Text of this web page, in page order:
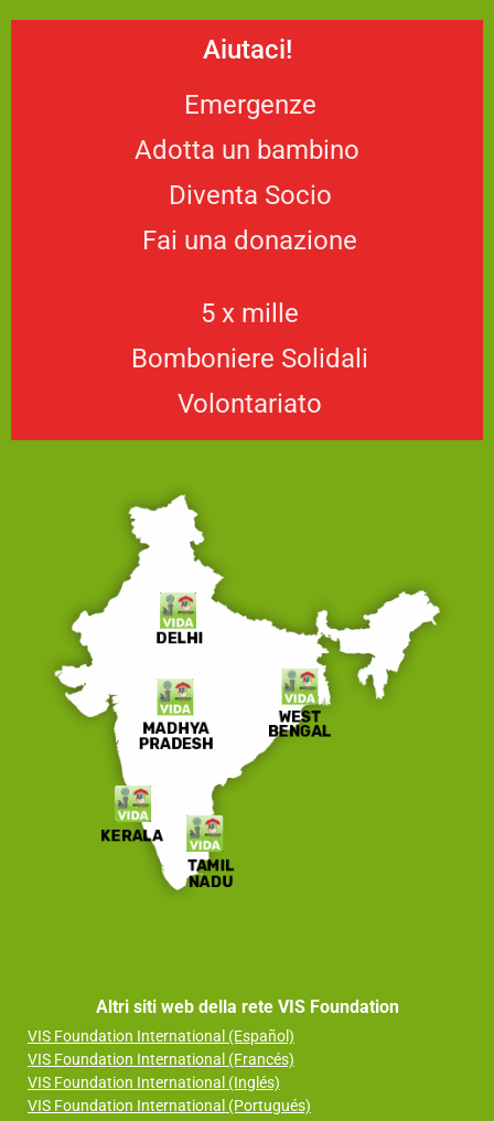
Aiutaci!
Emergenze
Adotta un bambino
Diventa Socio
Fai una donazione
5 x mille
Bomboniere Solidali
Volontariato
Altri siti web della rete VIS Foundation
VIS Foundation International (Español)
VIS Foundation International (Francés)
VIS Foundation International (Inglés)
VIS Foundation International (Portugués)